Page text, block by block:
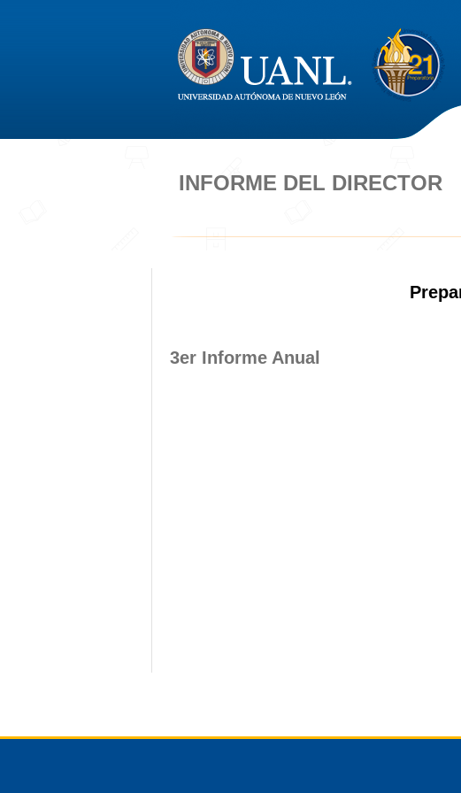
INFORME DEL DIRECTOR
3er Informe Anual